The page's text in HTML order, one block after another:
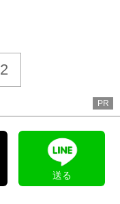
2
PR
送る